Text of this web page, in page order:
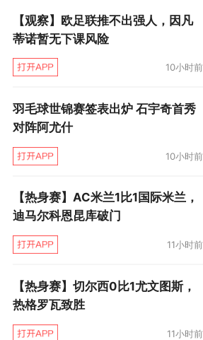
【观察】欧足联推不出强人，因凡
蒂诺暂无下课风险
10小时前
羽毛球世锦赛签表出炉 石宇奇首秀
对阵阿尤什
10小时前
【热身赛】AC米兰1比1国际米兰，
迪马尔科恩昆库破门
11小时前
【热身赛】切尔西0比1尤文图斯，
热格罗瓦致胜
11小时前